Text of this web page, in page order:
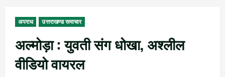
अपराध उत्तराखण्ड समाचार
अल्मोड़ा : युवती संग धोखा, अश्लील
वीडियो वायरल